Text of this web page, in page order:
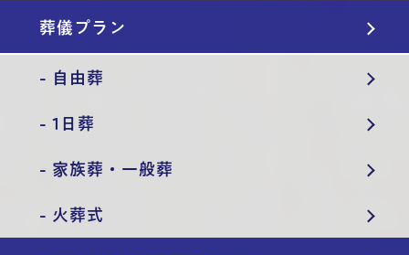
葬儀プラン
- 自由葬
- 1日葬
- 家族葬・一般葬
- 火葬式